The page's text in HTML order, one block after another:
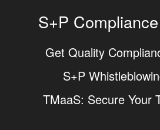
S+P
Get Quality
S+P
TMaaS: Secure Your